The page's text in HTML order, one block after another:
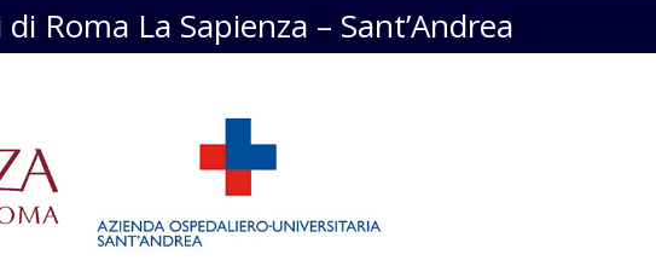
Roma La Sapienza – Sant’Andrea